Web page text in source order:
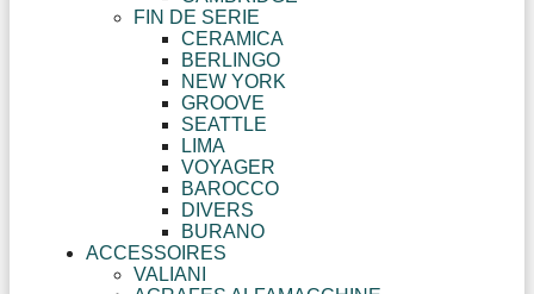
FIN DE SERIE
CERAMICA
BERLINGO
NEW YORK
GROOVE
SEATTLE
LIMA
VOYAGER
BAROCCO
DIVERS
BURANO
ACCESSOIRES
VALIANI